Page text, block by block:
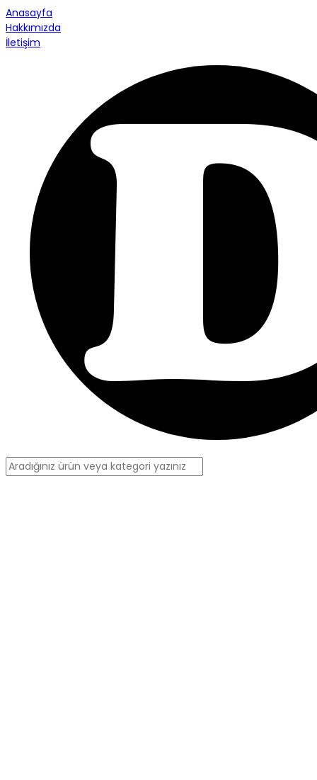
Anasayfa
Hakkımızda
İletişim